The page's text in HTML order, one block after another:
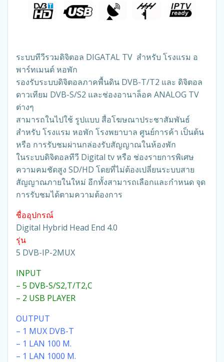
ระบบทีวีรวมดิจิตอล DIGATAL TV สำหรับ โรงแรม อ
พาร์ทเมนต์ หอพัก
รองรับระบบดิจิตอลภาคพื้นดิน DVB-T/T2 และ ดิจิตอล
ดาวเทียม DVB-S/S2 และช่องอานาล็อค ANALOG TV
ต่างๆ
สามารถในไปใช้ รูปแบบ สื่อโฆษณาประชาสัมพันธ์
สำหรับ โรงแรม หอพัก โรงพยาบาล ศูนย์การค้า เป็นต้น
หรือ การรับชมผ่านกล่องรับสัญญาณในห้องพัก
ในระบบดิจิตอลทีวี Digital tv หรือ ช่องรายการพิเศษ
ความคมชัดสูง SD/HD โดยที่ไม่ต้องเปลี่ยนระบบสาย
สัญญาณภายในใหม่ อีกทั้งสามารถเลือกและกำหนด จุด
การรับชมได้ตามความต้องการ
ชื่ออุปกรณ์
Digital Hybrid Head End 4.0
รุ่น
5 DVB-IP-2MUX
INPUT
– 5 DVB-S/S2,T/T2,C
– 2 USB PLAYER
OUTPUT
– 1 MUX DVB-T
– 1 LAN 100 M.
– 1 LAN 1000 M.